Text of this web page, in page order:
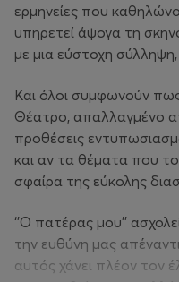
ερμηνείες που
υπηρετεί άψογα τη
με μια εύστοχη
Και όλοι συμφωνούν
Θέατρο, απαλλαγμένο
προθέσεις
και αν τα θέματα που
σφαίρα της εύκολης
‘’Ο πατέρας μου’’
την ευθύνη μας
αυτός χάνει πλέον τον